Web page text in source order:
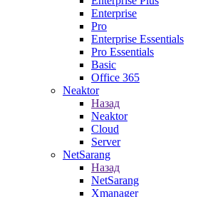
Enterprise
Pro
Enterprise Essentials
Pro Essentials
Basic
Office 365
Neaktor
Назад
Neaktor
Cloud
Server
NetSarang
Назад
NetSarang
Xmanager